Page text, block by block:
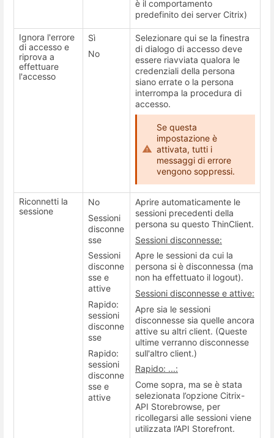
è il comportamento
predefinito dei server Citrix)
Ignora l'errore
di accesso e
riprova a
effettuare
l'accesso
Sì
No
Selezionare qui se la finestra
di dialogo di accesso deve
essere riavviata qualora le
credenziali della persona
siano errate o la persona
interrompa la procedura di
accesso.
Se questa
impostazione è
attivata, tutti i
messaggi di errore
vengono soppressi.
Riconnetti la
sessione
No
Sessioni
disconne
sse
Sessioni
disconne
sse e
attive
Rapido:
sessioni
disconne
sse
Rapido:
sessioni
disconne
sse e
attive
Aprire automaticamente le
sessioni precedenti della
persona su questo ThinClient.
Sessioni disconnesse:
Apre le sessioni da cui la
persona si è disconnessa (ma
non ha effettuato il logout).
Sessioni disconnesse e attive:
Apre sia le sessioni
disconnesse sia quelle ancora
attive su altri client. (Queste
ultime verranno disconnesse
sull'altro client.)
Rapido: ...:
Come sopra, ma se è stata
selezionata l’opzione Citrix-
API Storebrowse, per
ricollegarsi alle sessioni viene
utilizzata l’API Storefront.